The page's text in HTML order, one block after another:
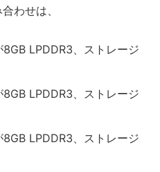
わせは、
8GB LPDDR3、ストレージ
8GB LPDDR3、ストレージ
8GB LPDDR3、ストレージ